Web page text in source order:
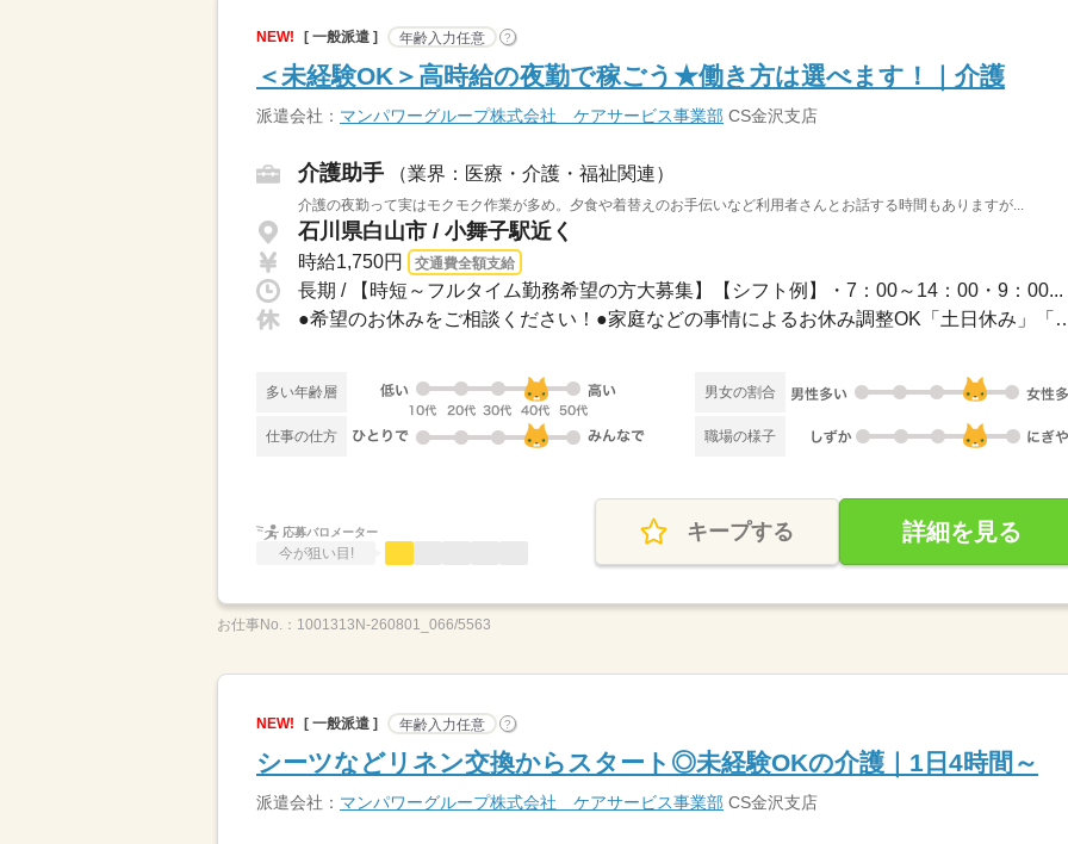
NEW! [ 一般派遣 ] 年齢入力任意 ?
＜未経験OK＞高時給の夜勤で稼ごう★働き方は選べます！｜介護
派遣会社： マンパワーグループ株式会社 ケアサービス事業部 CS金沢支店
介護助手 （業界：医療・介護・福祉関連）
介護の夜勤って実はモクモク作業が多め。夕食や着替えのお手伝いなど利用者さんとお話する時間もありますが...
石川県白山市 / 小舞子駅近く
時給1,750円 交通費全額支給
長期 / 【時短～フルタイム勤務希望の方大募集】【シフト例】・7：00～14：00・9：00...
●希望のお休みをご相談ください！●家庭などの事
多い年齢層 男女の割合
仕事の仕方 職場の様子
応募バロメーター
今が狙い目!
キープする 詳細を見る
お仕事No.： 1001313N-260801_066/5563
NEW! [ 一般派遣 ] 年齢入力任意 ?
シーツなどリネン交換からスタート◎未経験OKの介護｜1日4時間～
派遣会社： マンパワーグループ株式会社 ケアサービス事業部 CS金沢支店